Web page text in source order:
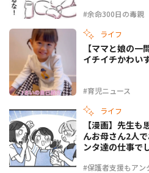
#余命300日の毒親
ライフ
#育児ニュース
【ママと娘の一
イチイチかわい
ライフ
#保護者支援もアン
【漫画】先生
んお母さん2人
ンタ達の仕事で